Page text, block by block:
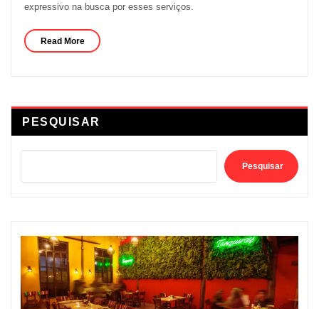
expressivo na busca por esses serviços.
Read More
PESQUISAR
Pesquisar